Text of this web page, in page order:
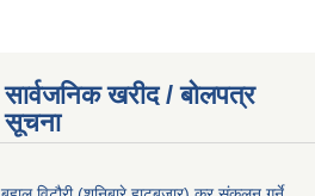
सार्वजनिक खरीद / बोलपत्र
सूचना